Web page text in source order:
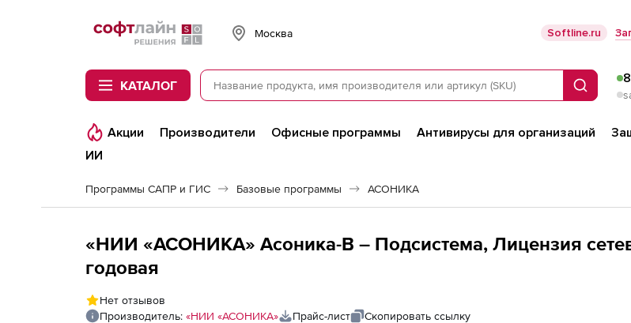
Softline
Москва Softline.ru
КАТАЛОГ Поиск
Акции Производители Офисные программы Антивирусы для организаций
ИИ
Программы САПР и ГИС Базовые программы АСОНИКА
«НИИ «АСОНИКА» Асоника-В – Подсистема, Лицензия
годовая
Нет отзывов
Производитель: «НИИ «АСОНИКА» Прайс-лист Скопировать ссылку